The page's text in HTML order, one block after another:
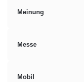
Meinung
Messe
Mobil